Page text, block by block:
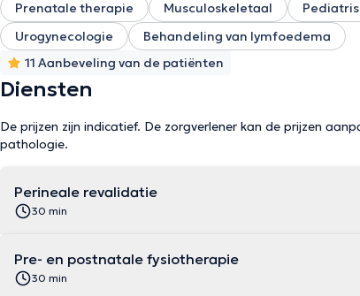
Prenatale therapie Musculoskeletaal
Urogynecologie
Behandeling van lymfoedema
11 Aanbeveling van de patiënten
Diensten
De prijzen zijn indicatief. De zorgverlener kan de prijzen
pathologie.
Perineale revalidatie
30 min
Pre- en postnatale fysiotherapie
30 min